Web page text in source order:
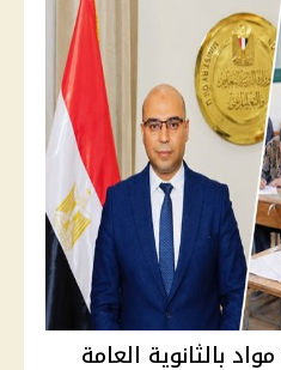
التعليم: الراسب في 3 مواد بالثانوية العامة